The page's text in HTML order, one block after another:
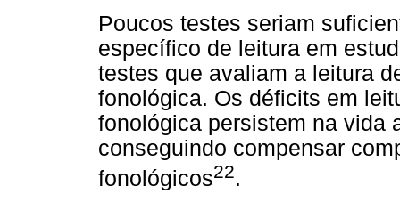
Poucos testes seriam
específico de leitura em
testes que avaliam a leitura
fonológica. Os déficits em
fonológica persistem na vida
conseguindo compensar
fonológicos22.